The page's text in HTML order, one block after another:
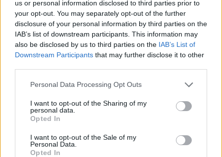
us or personal information disclosed to third parties prior to
your opt-out. You may separately opt-out of the further
disclosure of your personal information by third parties on the
IAB’s list of downstream participants. This information may
also be disclosed by us to third parties on the IAB’s List of
Downstream Participants that may further disclose it to other
Please note that this website/app uses one or more Google
not limited to your visit or usage behaviour. You may click to
grant or deny consent to Google and its third-party tags to
use your data for below specified purposes in below Google
consent section.
Personal Data Processing Opt Outs
I want to opt-out of the Sharing of my
personal data.
Opted In
I want to opt-out of the Sale of my
Personal Data.
Opted In
Perspektive
Foto: